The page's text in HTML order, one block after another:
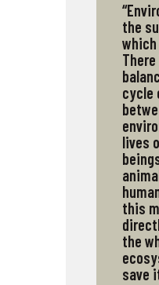
the
cycle
lives
this
the
save